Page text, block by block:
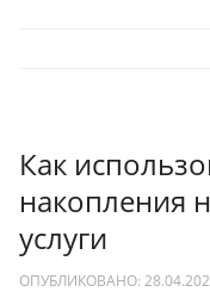
Как
накопления
услуги
ОПУБЛИКОВАНО: